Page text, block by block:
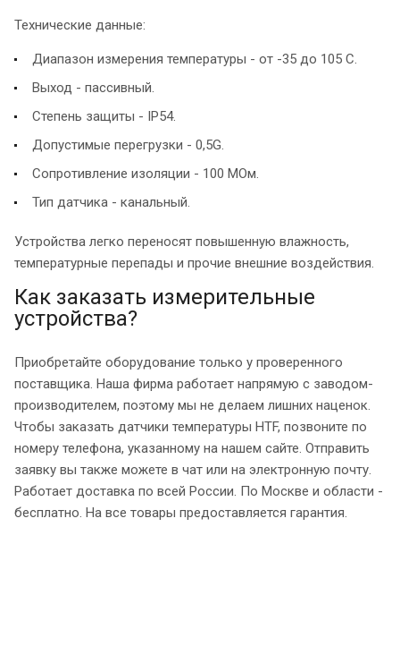
Технические данные:
Диапазон измерения температуры - от -35 до 105 С.
Выход - пассивный.
Степень защиты - IP54.
Допустимые перегрузки - 0,5G.
Сопротивление изоляции - 100 МОм.
Тип датчика - канальный.
Устройства легко переносят повышенную влажность,
температурные перепады и прочие внешние воздействия.
Как заказать измерительные
устройства?
Приобретайте оборудование только у проверенного
поставщика. Наша фирма работает напрямую с заводом-
производителем, поэтому мы не делаем лишних наценок.
Чтобы заказать датчики температуры HTF, позвоните по
номеру телефона, указанному на нашем сайте. Отправить
заявку вы также можете в чат или на электронную почту.
Работает доставка по всей России. По Москве и области -
бесплатно. На все товары предоставляется гарантия.